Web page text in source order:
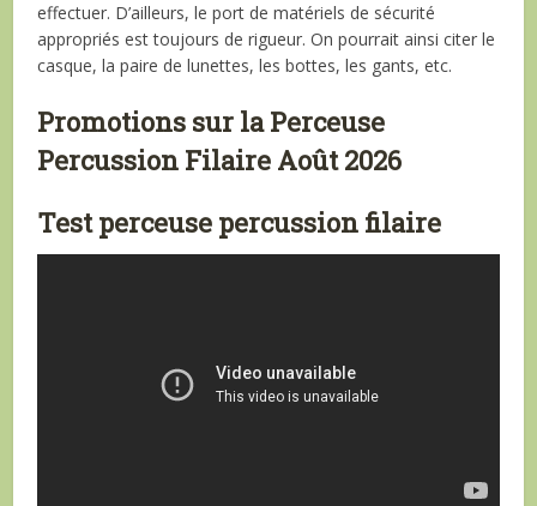
effectuer. D’ailleurs, le port de matériels de sécurité
appropriés est toujours de rigueur. On pourrait ainsi citer le
casque, la paire de lunettes, les bottes, les gants, etc.
Promotions sur la Perceuse
Percussion Filaire Août 2026
Test perceuse percussion filaire